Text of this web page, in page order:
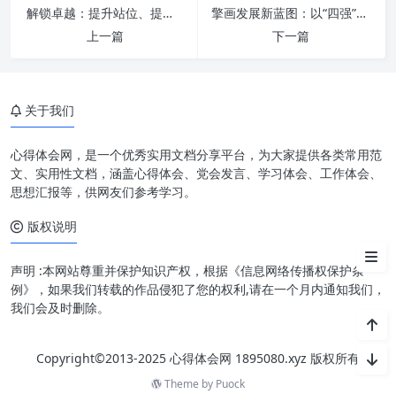
解锁卓越：提升站位、提高水平，引领办公室工作迈向新高峰
上一篇
擎画发展新蓝图：以“四强”增“四力”，提素质谱写时代新篇章
下一篇
本职岗位的基石：专业与敬业的
融合实践：如何将“本职”与“使
命”有机结合？
关于我们
心得体会网，是一个优秀实用文档分享平台，为大家提供各类常用范
文、实用性文档，涵盖心得体会、党会发言、学习体会、工作体会、
思想汇报等，供网友们参考学习。
版权说明
声明 :本网站尊重并保护知识产权，根据《信息网络传播权保护条
例》，如果我们转载的作品侵犯了您的权利,请在一个月内通知我们，
我们会及时删除。
Copyright©2013-2025 心得体会网 1895080.xyz 版权所有
Theme by Puock